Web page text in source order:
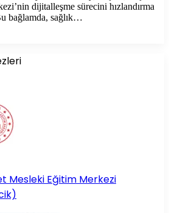
dijitalleşme sürecini hızlandırma
bağlamda, sağlık…
Mesleki Eğitim Merkezi